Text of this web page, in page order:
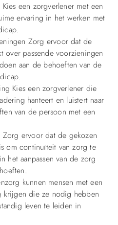
een zorgverlener met een
ervaring in het werken met
Zorg ervoor dat de
over passende voorzieningen
aan de behoeften van de
Kies een zorgverlener die
hanteert en luistert naar
van de persoon met een
ervoor dat de gekozen
om continuïteit van zorg te
het aanpassen van de zorg
kunnen mensen met een
krijgen die ze nodig hebben
leven te leiden in